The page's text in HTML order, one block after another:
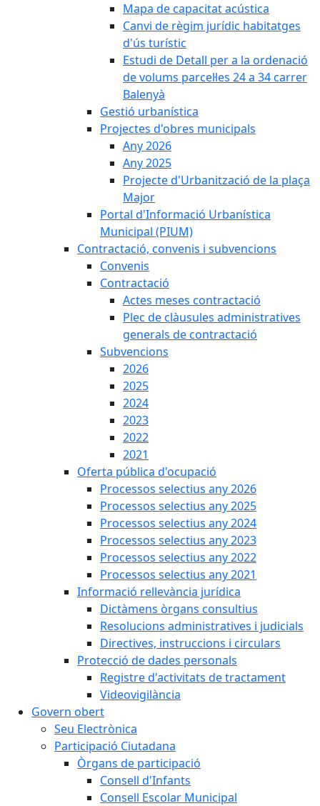
Mapa de capacitat acústica
Canvi de règim jurídic habitatges
d'ús turístic
Estudi de Detall per a la ordenació
de volums parcel·les 24 a 34 carrer
Balenyà
Gestió urbanística
Projectes d'obres municipals
Any 2026
Any 2025
Projecte d'Urbanització de la plaça
Major
Portal d'Informació Urbanística
Municipal (PIUM)
Contractació, convenis i subvencions
Convenis
Contractació
Actes meses contractació
Plec de clàusules administratives
generals de contractació
Subvencions
2026
2025
2024
2023
2022
2021
Oferta pública d'ocupació
Processos selectius any 2026
Processos selectius any 2025
Processos selectius any 2024
Processos selectius any 2023
Processos selectius any 2022
Processos selectius any 2021
Informació rellevància jurídica
Dictàmens òrgans consultius
Resolucions administratives i judicials
Directives, instruccions i circulars
Protecció de dades personals
Registre d'activitats de tractament
Videovigilància
Govern obert
Seu Electrònica
Participació Ciutadana
Òrgans de participació
Consell d'Infants
Consell Escolar Municipal